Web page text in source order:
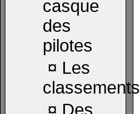
casque
des
pilotes
¤ Les
classements
¤ Des